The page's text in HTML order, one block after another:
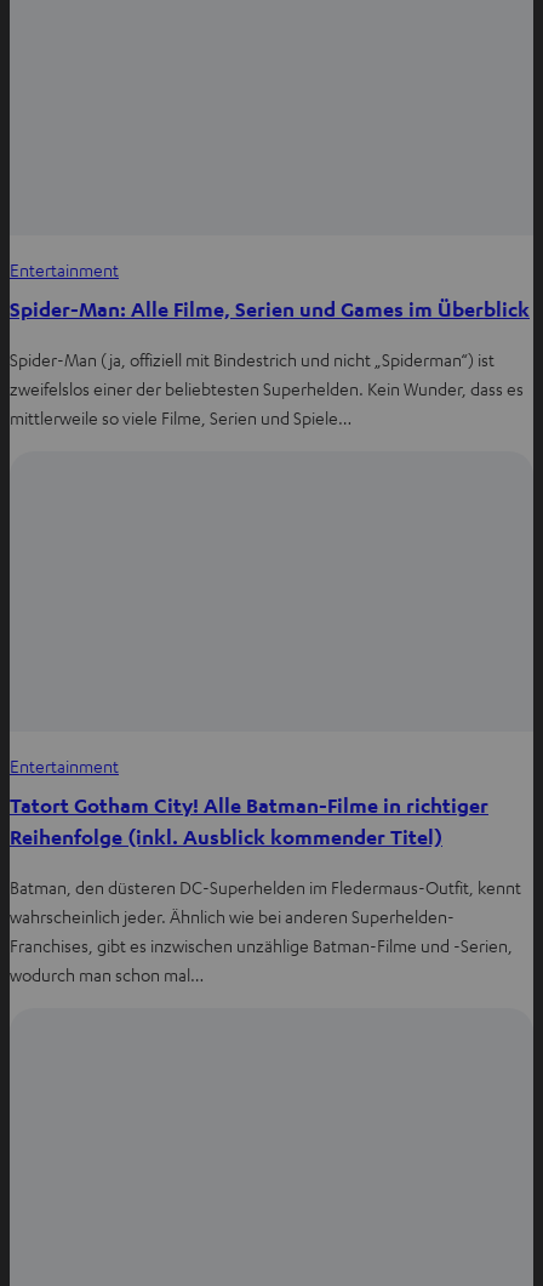
Entertainment
Spider-Man: Alle Filme, Serien und Games im Überblick
Spider-Man (ja, offiziell mit Bindestrich und nicht „Spiderman“) ist
zweifelslos einer der beliebtesten Superhelden. Kein Wunder, dass es
mittlerweile so viele Filme, Serien und Spiele…
Entertainment
Tatort Gotham City! Alle Batman-Filme in richtiger
Reihenfolge (inkl. Ausblick kommender Titel)
Batman, den düsteren DC-Superhelden im Fledermaus-Outfit, kennt
wahrscheinlich jeder. Ähnlich wie bei anderen Superhelden-
Franchises, gibt es inzwischen unzählige Batman-Filme und -Serien,
wodurch man schon mal…